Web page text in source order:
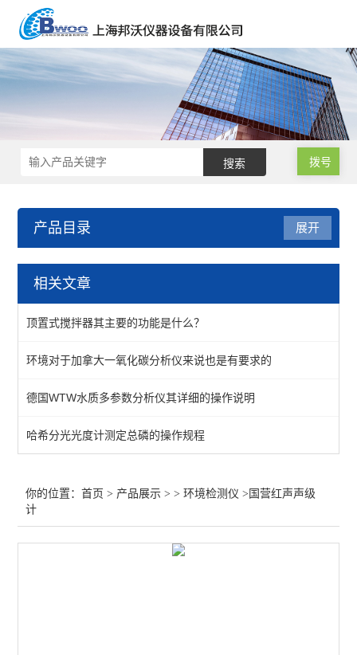
拨号
产品目录
环境检测仪
粉尘检测仪
查看全部 >>
展开
相关文章
顶置式搅拌器其主要的功能是什么？
环境对于加拿大一氧化碳分析仪来说也是有要求的
德国WTW水质多参数分析仪其详细的操作说明
哈希分光光度计测定总磷的操作规程
你的位置：首页 > 产品展示 > >环境检测仪 >国营红声声级
计